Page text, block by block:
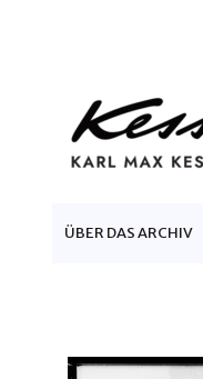
KARL
ÜBER DAS ARCHIV